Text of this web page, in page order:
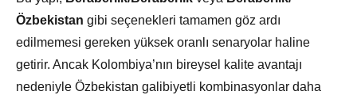
Özbekistan gibi seçenekleri tamamen göz ardı
edilmemesi gereken yüksek oranlı senaryolar haline
getirir. Ancak Kolombiya’nın bireysel kalite avantajı
nedeniyle Özbekistan galibiyetli kombinasyonlar daha